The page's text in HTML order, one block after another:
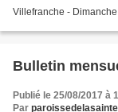
Villefranche -
Bulletin
Publié le 25/08/2017 à
Par